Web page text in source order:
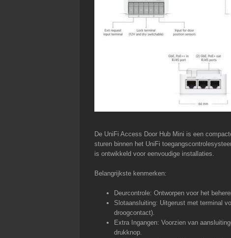
De UniFi Access Door Hub Mini is een
sturen binnen het UniFi
is ontwikkeld voor eenvoudige installaties.
Belangrijkste kenmerken:
Deurcontrole: Ontworpen voor het
Slotaansluiting: Uitgerust met terminal
droogcontact).
Extra Ingangen: Voorzien van
drukknop.